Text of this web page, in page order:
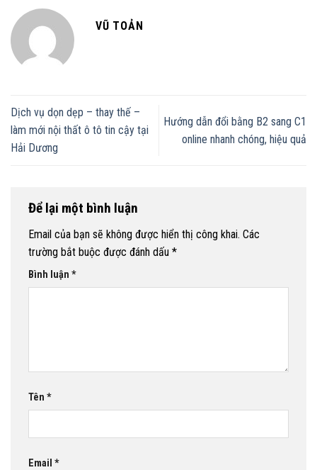
VŨ TOẢN
Dịch vụ dọn dẹp – thay thế –
làm mới nội thất ô tô tin cậy tại
Hải Dương
Hướng dẫn đổi bằng B2 sang C1
online nhanh chóng, hiệu quả
Để lại một bình luận
Email của bạn sẽ không được hiển thị công khai. Các
trường bắt buộc được đánh dấu *
Bình luận *
Tên *
Email *